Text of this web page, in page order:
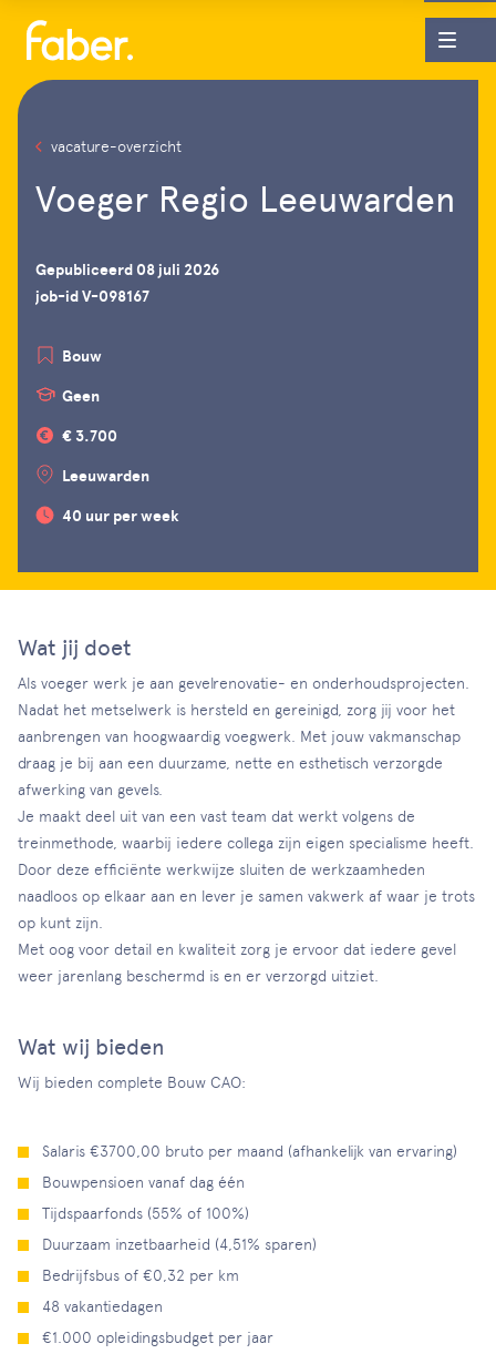
vacature-overzicht
Voeger Regio Leeuwarden
Gepubliceerd 08 juli 2026
job-id V-098167
Bouw
Geen
€ 3.700
Leeuwarden
40 uur per week
Wat jij doet
Als voeger werk je aan gevelrenovatie- en onderhoudsprojecten.
Nadat het metselwerk is hersteld en gereinigd, zorg jij voor het
aanbrengen van hoogwaardig voegwerk. Met jouw vakmanschap
draag je bij aan een duurzame, nette en esthetisch verzorgde
afwerking van gevels.
Je maakt deel uit van een vast team dat werkt volgens de
treinmethode, waarbij iedere collega zijn eigen specialisme heeft.
Door deze efficiënte werkwijze sluiten de werkzaamheden
naadloos op elkaar aan en lever je samen vakwerk af waar je trots
op kunt zijn.
Met oog voor detail en kwaliteit zorg je ervoor dat iedere gevel
weer jarenlang beschermd is en er verzorgd uitziet.
Wat wij bieden
Wij bieden complete Bouw CAO:
Salaris €3700,00 bruto per maand (afhankelijk van ervaring)
Bouwpensioen vanaf dag één
Tijdspaarfonds (55% of 100%)
Duurzaam inzetbaarheid (4,51% sparen)
Bedrijfsbus of €0,32 per km
48 vakantiedagen
€1.000 opleidingsbudget per jaar